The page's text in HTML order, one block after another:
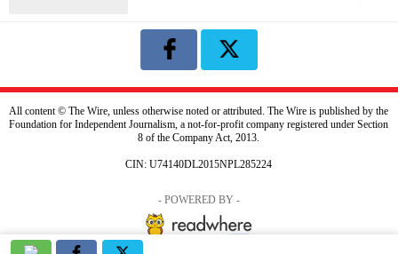
All content © The Wire, unless otherwise noted or attributed. The Wire is published by the
Foundation for Independent Journalism, a not-for-profit company registered under Section
8 of the Company Act, 2013.
CIN: U74140DL2015NPL285224
- POWERED BY -